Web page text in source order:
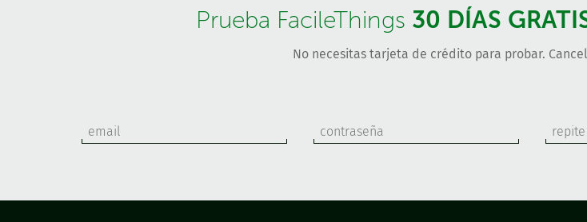
Prueba FacileThings 30 DÍAS
No necesitas tarjeta de crédito para probar.